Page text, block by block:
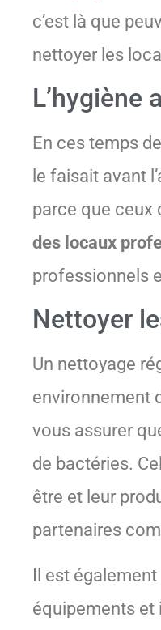
c’est là que
nettoyer les
L’hygiène
En ces temps
le faisait avant
parce que ceux
des locaux
professionnels
Nettoyer
Un nettoyage
environnement
vous assurer
de bactéries.
être et leur
partenaires
Il est
équipements et